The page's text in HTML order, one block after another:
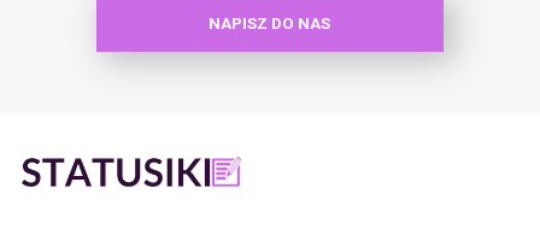
NAPISZ DO NAS